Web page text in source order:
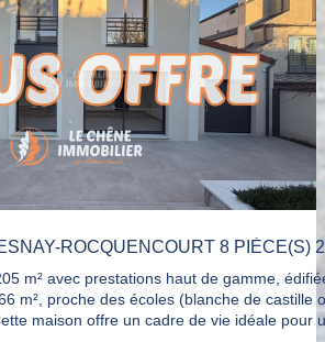
édifiée
m², proche des écoles (blanche de castille
maison offre un cadre de vie idéale pour